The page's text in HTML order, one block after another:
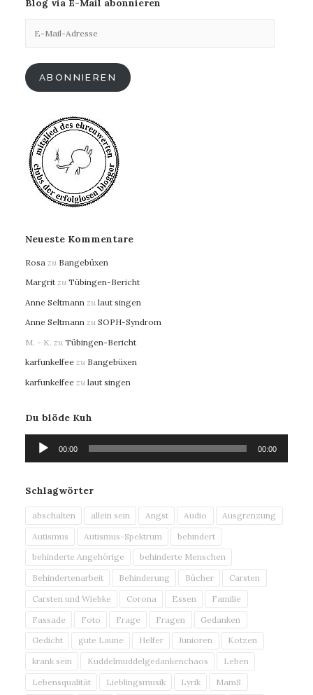
Blog via E-Mail abonnieren
Mail-
ABONNIEREN
Neueste Kommentare
Rosa zu Bangebüxen
Margrit zu Tübingen-Bericht
Anne Seltmann zu laut singen
Anne Seltmann zu SOPH-Syndrom
M. - K. zu Tübingen-Bericht
karfunkelfee zu Bangebüxen
karfunkelfee zu laut singen
Du blöde Kuh
Audio-
Player
00:00 00:00
Schlagwörter
abschalten allein sein Angst Audio
Ausgrenzung
Autismus
Autismus-Spektrum
behindert
behinderte Angehörige
behinderte Menschen
Behindertenarbeit
Behinderung Bücher
Carsten
Carsten und Wiebke
Corona Essen
Familie
Fassade
Foto Frage Fragen
Gedanken
Gedicht
gute Laune Helfer Junioren
Kotzen
krank sein
Kuddelmuddelgedankenchaos
Leben
Lebensqualität
Lieblingsmusik Lyrik MamS